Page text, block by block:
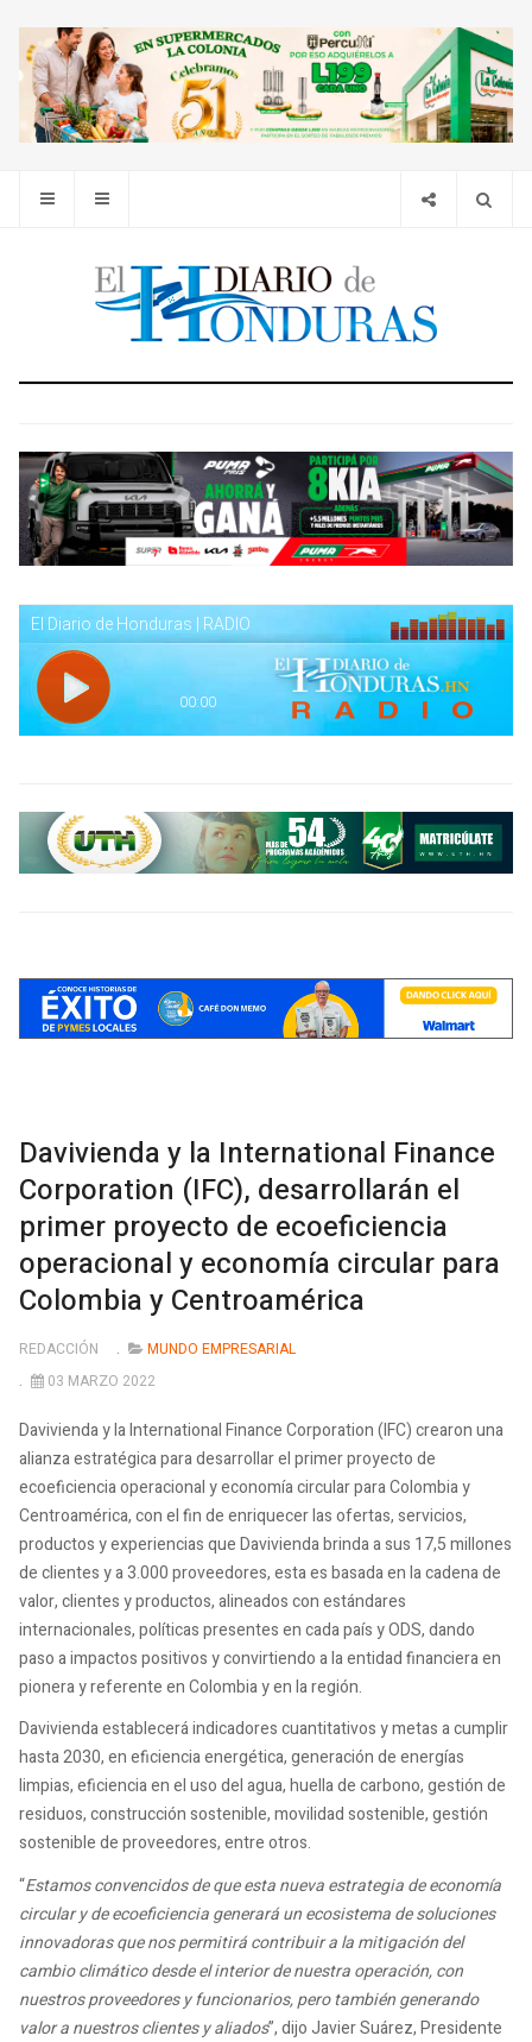
Davivienda y la International Finance
Corporation (IFC), desarrollarán el
primer proyecto de ecoeficiencia
operacional y economía circular para
Colombia y Centroamérica
REDACCIÓN
MUNDO EMPRESARIAL
03 MARZO 2022
Davivienda y la International Finance Corporation (IFC) crearon una
alianza estratégica para desarrollar el primer proyecto de
ecoeficiencia operacional y economía circular para Colombia y
Centroamérica, con el fin de enriquecer las ofertas, servicios,
productos y experiencias que Davivienda brinda a sus 17,5 millones
de clientes y a 3.000 proveedores, esta es basada en la cadena de
valor, clientes y productos, alineados con estándares
internacionales, políticas presentes en cada país y ODS, dando
paso a impactos positivos y convirtiendo a la entidad financiera en
pionera y referente en Colombia y en la región.
Davivienda establecerá indicadores cuantitativos y metas a cumplir
hasta 2030, en eficiencia energética, generación de energías
limpias, eficiencia en el uso del agua, huella de carbono, gestión de
residuos, construcción sostenible, movilidad sostenible, gestión
sostenible de proveedores, entre otros.
“Estamos convencidos de que esta nueva estrategia de economía
circular y de ecoeficiencia generará un ecosistema de soluciones
innovadoras que nos permitirá contribuir a la mitigación del
cambio climático desde el interior de nuestra operación, con
nuestros proveedores y funcionarios, pero también generando
valor a nuestros clientes y aliados”, dijo Javier Suárez, Presidente